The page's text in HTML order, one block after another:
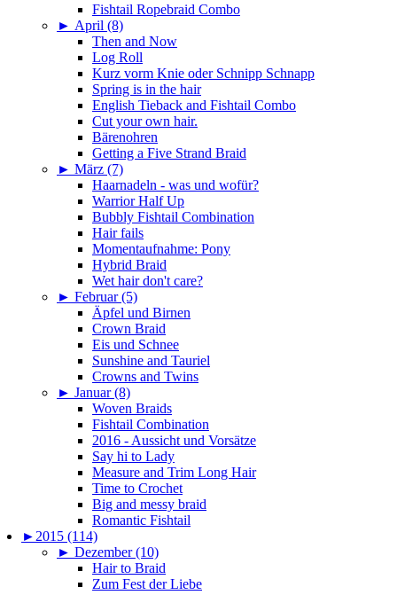
Fishtail Ropebraid Combo
► April (8)
Then and Now
Log Roll
Kurz vorm Knie oder Schnipp Schnapp
Spring is in the hair
English Tieback and Fishtail Combo
Cut your own hair.
Bärenohren
Getting a Five Strand Braid
► März (7)
Haarnadeln - was und wofür?
Warrior Half Up
Bubbly Fishtail Combination
Hair fails
Momentaufnahme: Pony
Hybrid Braid
Wet hair don't care?
► Februar (5)
Äpfel und Birnen
Crown Braid
Eis und Schnee
Sunshine and Tauriel
Crowns and Twins
► Januar (8)
Woven Braids
Fishtail Combination
2016 - Aussicht und Vorsätze
Say hi to Lady
Measure and Trim Long Hair
Time to Crochet
Big and messy braid
Romantic Fishtail
► 2015 (114)
► Dezember (10)
Hair to Braid
Zum Fest der Liebe